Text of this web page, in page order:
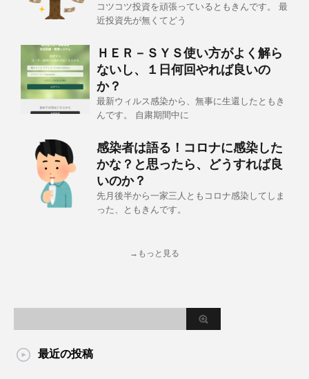
コツコツ投資を頑張っているともきんです。 最
近投資先が無くてどう
ＨＥＲ－ＳＹＳ使い方がよく解ら
ないし、１日何回やれば良いの
か？
最新ウィルス感染から、無事に生還したともき
んです。 自粛期間中に
感染者は語る！コロナに感染した
かな？と思ったら、どうすれば良
いのか？
先月後半から一家三人ともコロナ感染してしま
った、ともきんです。
→もっと見る
最近の投稿